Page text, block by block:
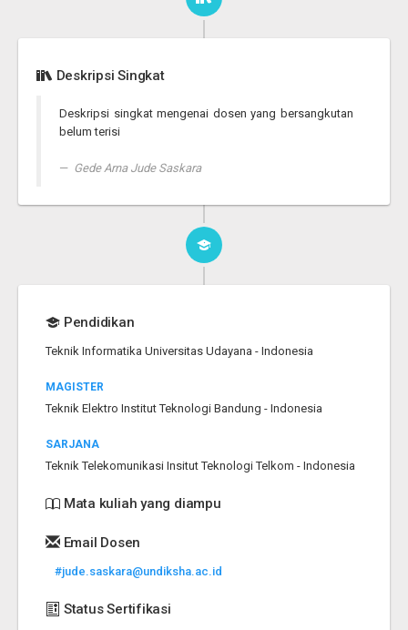
Deskripsi Singkat
Deskripsi singkat mengenai dosen yang bersangkutan
belum terisi
Gede Arna Jude Saskara
Pendidikan
Teknik Informatika Universitas Udayana - Indonesia
MAGISTER
Teknik Elektro Institut Teknologi Bandung - Indonesia
SARJANA
Teknik Telekomunikasi Insitut Teknologi Telkom - Indonesia
Mata kuliah yang diampu
Email Dosen
#jude.saskara@undiksha.ac.id
Status Sertifikasi